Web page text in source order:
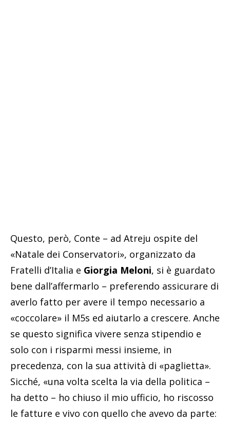
Questo, però, Conte – ad Atreju ospite del
«Natale dei Conservatori», organizzato da
Fratelli d’Italia e Giorgia Meloni, si è guardato
bene dall’affermarlo – preferendo assicurare di
averlo fatto per avere il tempo necessario a
«coccolare» il M5s ed aiutarlo a crescere. Anche
se questo significa vivere senza stipendio e
solo con i risparmi messi insieme, in
precedenza, con la sua attività di «paglietta».
Sicché, «una volta scelta la via della politica –
ha detto – ho chiuso il mio ufficio, ho riscosso
le fatture e vivo con quello che avevo da parte: